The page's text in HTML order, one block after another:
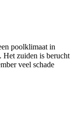
poolklimaat in
Het zuiden is berucht
veel schade